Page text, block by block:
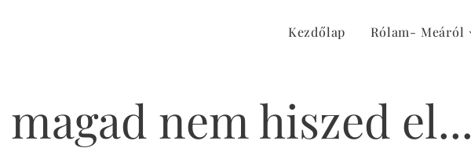
Kezdőlap Rólam- Meáról
nem hiszed el...